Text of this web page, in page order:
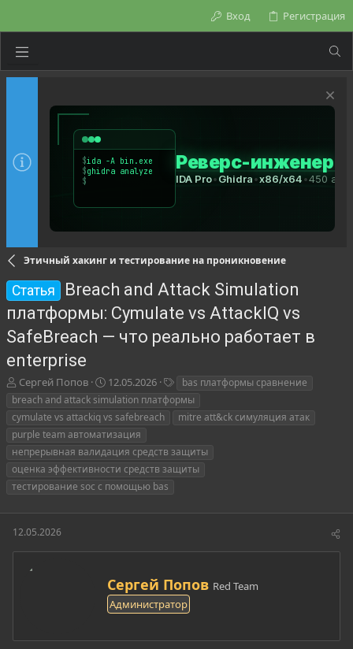
Вход Регистрация
Этичный хакинг и тестирование на проникновение
Статья
Breach and Attack Simulation
платформы: Cymulate vs AttackIQ vs
SafeBreach — что реально работает в
enterprise
А
в
о
р
т
е
ы
Сергей Попов
Д
а
а
н
а
ч
л
12.05.2026
е
г
и
bas платформы сравнение
breach and attack simulation платформы
cymulate vs attackiq vs safebreach
mitre att&ck симуляция атак
purple team автоматизация
непрерывная валидация средств защиты
оценка эффективности средств защиты
тестирование soc с помощью bas
12.05.2026
А
в
т
р
Сергей Попов Red Team
Администратор